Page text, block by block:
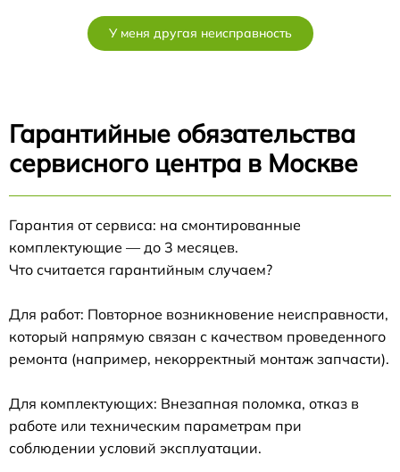
У меня другая неисправность
Гарантийные обязательства
сервисного центра в Москве
Гарантия от сервиса: на смонтированные
комплектующие — до 3 месяцев.
Что считается гарантийным случаем?
Для работ: Повторное возникновение неисправности,
который напрямую связан с качеством проведенного
ремонта (например, некорректный монтаж запчасти).
Для комплектующих: Внезапная поломка, отказ в
работе или техническим параметрам при
соблюдении условий эксплуатации.